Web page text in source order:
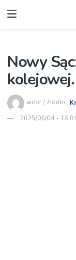
Nowy
autor / źródło:
2025/06/04 -